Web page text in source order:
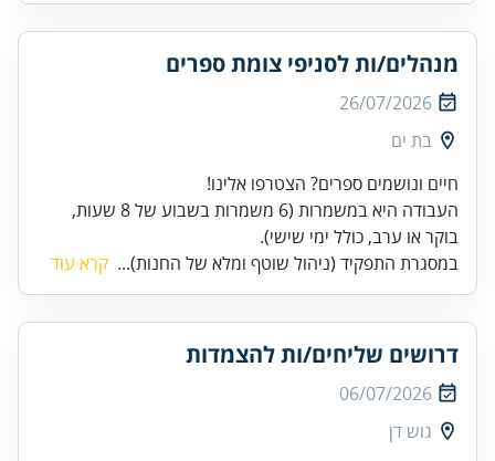
מנהלים/ות לסניפי צומת ספרים
26/07/2026
בת ים
העבודה היא במשמרות (6 משמרות בשבוע של 8 שעות,
בוקר או ערב, כולל ימי שישי).
במסגרת התפקיד (ניהול שוטף ומלא של החנות)... קרא עוד
דרושים שליחים/ות להצמדות
06/07/2026
גוש דן